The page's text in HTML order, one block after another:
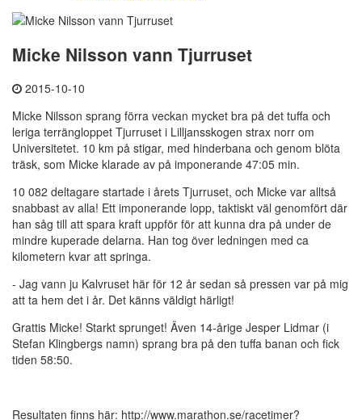
Micke Nilsson vann Tjurruset
2015-10-10
Micke Nilsson sprang förra veckan mycket bra på det tuffa och
leriga terrängloppet Tjurruset i Lilljansskogen strax norr om
Universitetet. 10 km på stigar, med hinderbana och genom blöta
träsk, som Micke klarade av på imponerande 47:05 min.
10 082 deltagare startade i årets Tjurruset, och Micke var alltså
snabbast av alla! Ett imponerande lopp, taktiskt väl genomfört där
han såg till att spara kraft uppför för att kunna dra på under de
mindre kuperade delarna. Han tog över ledningen med ca
kilometern kvar att springa.
- Jag vann ju Kalvruset här för 12 år sedan så pressen var på mig
att ta hem det i år. Det känns väldigt härligt!
Grattis Micke! Starkt sprunget! Även 14-årige Jesper Lidmar (i
Stefan Klingbergs namn) sprang bra på den tuffa banan och fick
tiden 58:50.
Resultaten finns här: http://www.marathon.se/racetimer?